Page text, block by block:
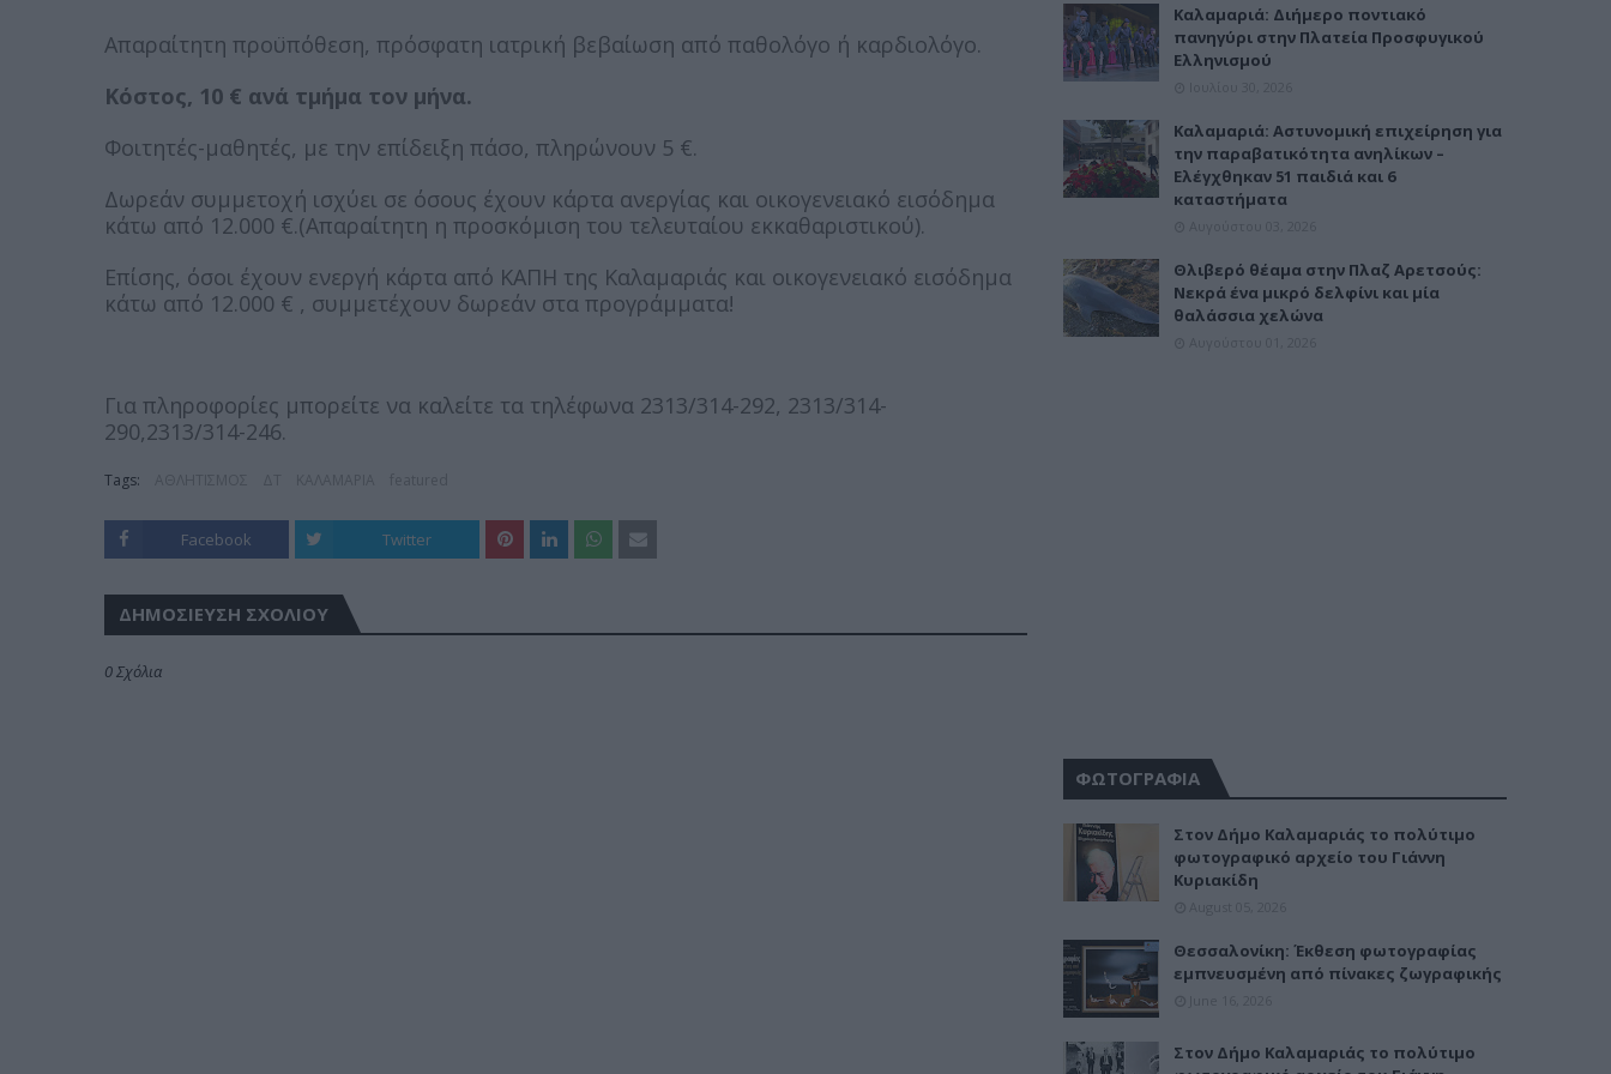
Απαραίτητη προϋπόθεση, πρόσφατη ιατρική βεβαίωση από παθολόγο ή καρδιολόγο.
Κόστος, 10 € ανά τμήμα τον μήνα.
Φοιτητές-μαθητές, με την επίδειξη πάσο, πληρώνουν 5 €.
Δωρεάν συμμετοχή ισχύει σε όσους έχουν κάρτα ανεργίας και οικογενειακό εισόδημα
κάτω από 12.000 €.(Απαραίτητη η προσκόμιση του τελευταίου εκκαθαριστικού).
Επίσης, όσοι έχουν ενεργή κάρτα από ΚΑΠΗ της Καλαμαριάς και οικογενειακό εισόδημα
κάτω από 12.000 € , συμμετέχουν δωρεάν στα προγράμματα!
Για πληροφορίες μπορείτε να καλείτε τα τηλέφωνα 2313/314-292, 2313/314-
290,2313/314-246.
Tags:
Facebook Twitter
ΔΗΜΟΣΊΕΥΣΗ ΣΧΟΛΊΟΥ
0 Σχόλια
Καλαμαριά: Διήμερο ποντιακό
πανηγύρι στην Πλατεία Προσφυγικού
Ελληνισμού
Καλαμαριά: Αστυνομική επιχείρηση για
την παραβατικότητα ανηλίκων –
Ελέγχθηκαν 51 παιδιά και 6
καταστήματα
Θλιβερό θέαμα στην Πλαζ Αρετσούς:
Νεκρά ένα μικρό δελφίνι και μία
θαλάσσια χελώνα
ΦΩΤΟΓΡΑΦΙΑ
Στον Δήμο Καλαμαριάς το πολύτιμο
φωτογραφικό αρχείο του Γιάννη
Κυριακίδη
Θεσσαλονίκη: Έκθεση φωτογραφίας
εμπνευσμένη από πίνακες ζωγραφικής
Στον Δήμο Καλαμαριάς το πολύτιμο